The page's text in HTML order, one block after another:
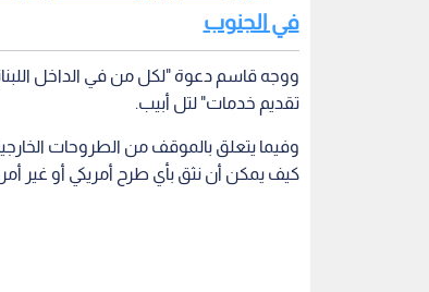
في الجنوب
ووجه قاسم دعوة "لكل من في الداخل
تقديم خدمات" لتل أبيب.
وفيما يتعلق بالموقف من الطروحات
كيف يمكن أن نثق بأي طرح أمريكي أو غير